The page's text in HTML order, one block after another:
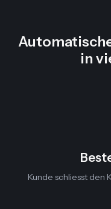
in
Kunde schliesst den